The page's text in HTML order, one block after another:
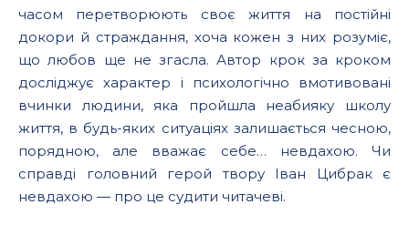
часом перетворюють своє життя на постійні
докори й страждання, хоча кожен з них розуміє,
що любов ще не згасла. Автор крок за кроком
досліджує характер і психологічно вмотивовані
вчинки людини, яка пройшла неабияку школу
життя, в будь-яких ситуаціях залишається чесною,
порядною, але вважає себе… невдахою. Чи
справді головний герой твору Іван Цибрак є
невдахою — про це судити читачеві.